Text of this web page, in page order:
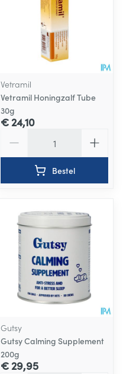
Vetramil
Vetramil Honingzalf Tube
30g
€ 24,10
Bestel
Gutsy
Gutsy Calming Supplement
200g
€ 29,95